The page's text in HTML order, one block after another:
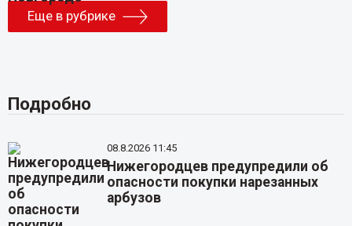
Еще в рубрике
Подробно
08.8.2026 11:45
Нижегородцев предупредили об
опасности покупки нарезанных
арбузов